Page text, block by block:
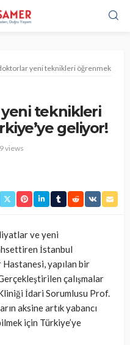
doktorlar yeni teknikleri öğrenmek için
yeni teknikleri
geliyor!
views
ve yeni
İstanbul
Hastanesi, yapılan bir
çalışmalar
İdari Sorumlusu Prof.
aksine artık yabancı
için Türkiye’ye